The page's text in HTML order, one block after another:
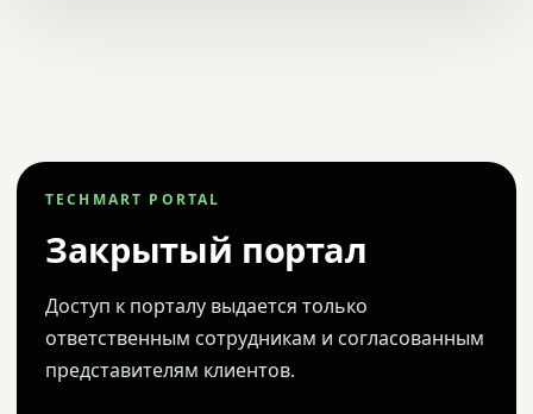
TECHMART PORTAL
Закрытый портал
Доступ к порталу выдается только
ответственным сотрудникам и согласованным
представителям клиентов.